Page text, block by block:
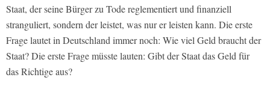
Staat, der seine Bürger zu Tode reglementiert und finanziell
stranguliert, sondern der leistet, was nur er leisten kann. Die erste
Frage lautet in Deutschland immer noch: Wie viel Geld braucht der
Staat? Die erste Frage müsste lauten: Gibt der Staat das Geld für
das Richtige aus?